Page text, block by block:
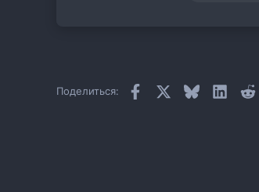
Поделиться: Facebook Bluesky